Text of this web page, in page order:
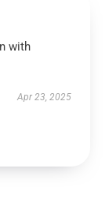
with
Apr 23, 2025